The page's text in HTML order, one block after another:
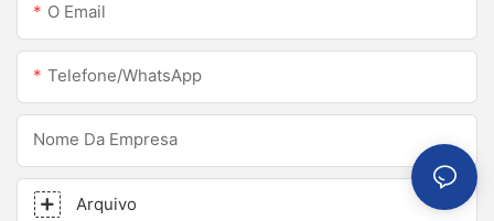
O Email
Telefone/WhatsApp
Nome Da Empresa
Arquivo